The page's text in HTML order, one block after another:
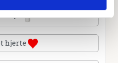
hjerte